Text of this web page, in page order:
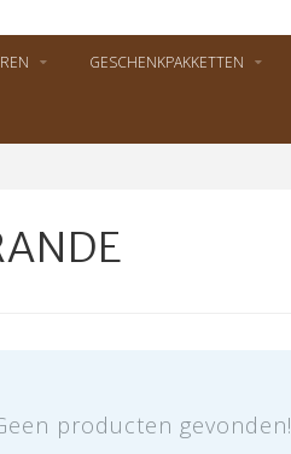
GESCHENKPAKKETTEN
producten gevonden!